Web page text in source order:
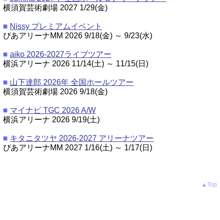
横須賀芸術劇場 2027 1/29(金)
■ Nissy プレミアムイベント
ぴあアリーナMM 2026 9/18(金) ～ 9/23(水)
■ aiko 2026-2027ライブツアー
横浜アリーナ 2026 11/14(土) ～ 11/15(日)
■ 山下達郎 2026年 全国ホールツアー
横須賀芸術劇場 2026 9/18(金)
■ マイナビ TGC 2026 A/W
横浜アリーナ 2026 9/19(土)
■ キタニタツヤ 2026-2027 アリーナツアー
ぴあアリーナMM 2027 1/16(土) ～ 1/17(日)
▲Top